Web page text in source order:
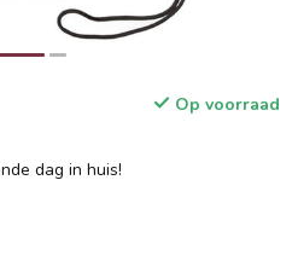
Op voorraad
dag in huis!